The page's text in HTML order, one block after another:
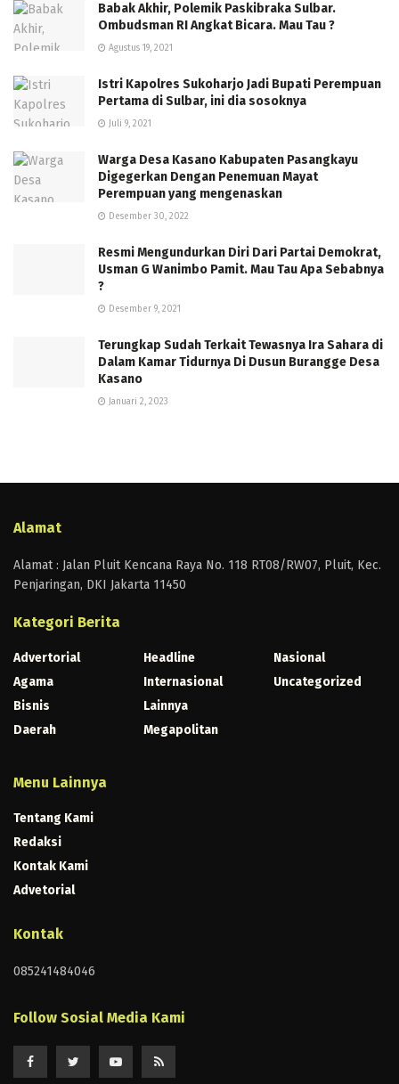
Babak Akhir, Polemik Paskibraka Sulbar.
Ombudsman RI Angkat Bicara. Mau Tau ?
Agustus 19, 2021
Istri Kapolres Sukoharjo Jadi Bupati Perempuan
Pertama di Sulbar, ini dia sosoknya
Juli 9, 2021
Warga Desa Kasano Kabupaten Pasangkayu
Digegerkan Dengan Penemuan Mayat
Perempuan yang mengenaskan
Desember 30, 2022
Resmi Mengundurkan Diri Dari Partai Demokrat,
Usman G Wanimbo Pamit. Mau Tau Apa Sebabnya
?
Desember 9, 2021
Terungkap Sudah Terkait Tewasnya Ira Sahara di
Dalam Kamar Tidurnya Di Dusun Burangge Desa
Kasano
Januari 2, 2023
Alamat
Alamat : Jalan Pluit Kencana Raya No. 118 RT08/RW07, Pluit, Kec.
Penjaringan, DKI Jakarta 11450
Kategori Berita
Advertorial
Agama
Bisnis
Daerah
Headline
Internasional
Lainnya
Megapolitan
Nasional
Uncategorized
Menu Lainnya
Tentang Kami
Redaksi
Kontak Kami
Advetorial
Kontak
085241484046
Follow Sosial Media Kami